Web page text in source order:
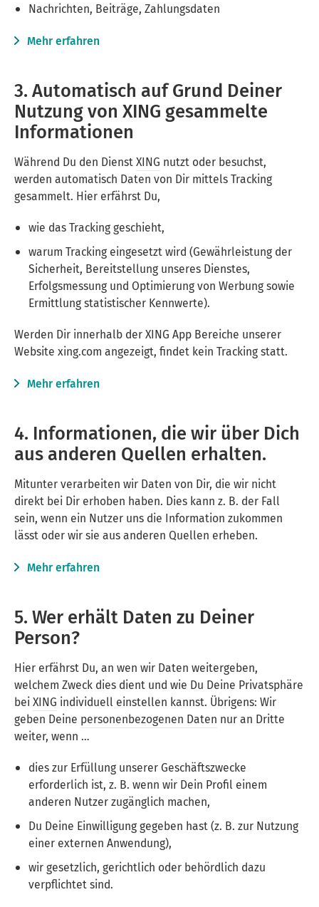
Nachrichten, Beiträge, Zahlungsdaten
Mehr erfahren
3. Automatisch auf Grund Deiner
Nutzung von XING gesammelte
Informationen
Während Du den DienstXING nutzt oder besuchst,
werden automatisch Daten von Dir mittels Tracking
gesammelt. Hier erfährst Du,
wie das Tracking geschieht,
warum Tracking eingesetzt wird (Gewährleistung der
Sicherheit, Bereitstellung unseres Dienstes,
Erfolgsmessung und Optimierung von Werbung sowie
Ermittlung statistischer Kennwerte).
Werden Dir innerhalb der XING App Bereiche unserer
Website xing.com angezeigt, findet kein Tracking statt.
Mehr erfahren
4. Informationen, die wir über Dich
aus anderen Quellen erhalten.
Mitunter verarbeiten wir Daten von Dir, die wir nicht
direkt bei Dir erhoben haben. Dies kann z. B. der Fall
sein, wenn ein Nutzer uns die Information zukommen
lässt oder wir sie aus anderen Quellen erheben.
Mehr erfahren
5. Wer erhält Daten zu Deiner
Person?
Hier erfährst Du, an wen wir Daten weitergeben,
welchem Zweck dies dient und wie Du Deine Privatsphäre
beiXING individuell einstellen kannst. Übrigens: Wir
geben Deine personenbezogenen Daten nur an Dritte
weiter, wenn …
dies zur Erfüllung unserer Geschäftszwecke
erforderlich ist, z. B. wenn wir Dein Profil einem
anderen Nutzer zugänglich machen,
Du Deine Einwilligung gegeben hast (z. B. zur Nutzung
einer externen Anwendung),
wir gesetzlich, gerichtlich oder behördlich dazu
verpflichtet sind.